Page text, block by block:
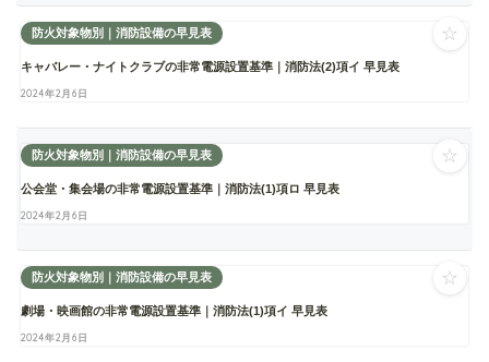
防火対象物別｜消防設備の早見表
キャバレー・ナイトクラブの非常電源設置基準｜消防法(2)項イ 早見表
2024年2月6日
☆
防火対象物別｜消防設備の早見表
公会堂・集会場の非常電源設置基準｜消防法(1)項ロ 早見表
2024年2月6日
☆
防火対象物別｜消防設備の早見表
劇場・映画館の非常電源設置基準｜消防法(1)項イ 早見表
2024年2月6日
☆